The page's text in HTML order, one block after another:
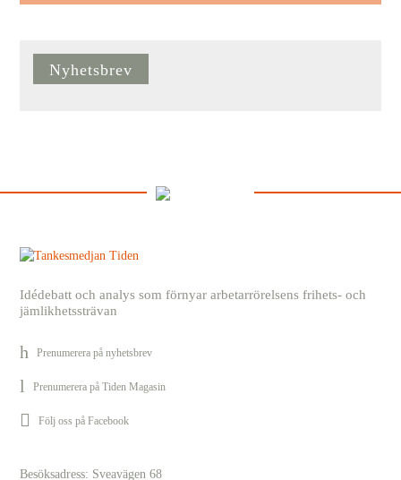
Nyhetsbrev
Idédebatt och analys som förnyar arbetarrörelsens frihets- och
jämlikhetssträvan
Prenumerera på nyhetsbrev
Prenumerera på Tiden Magasin
Följ oss på Facebook
Besöksadress: Sveavägen 68